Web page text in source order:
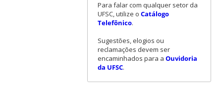
Para falar com qualquer setor da
UFSC, utilize o Catálogo
Telefônico.
Sugestões, elogios ou
reclamações devem ser
encaminhados para a Ouvidoria
da UFSC.